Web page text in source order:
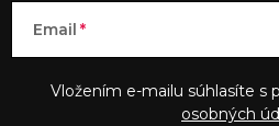
Email
Vložením e-mailu súhlasíte s
osobných